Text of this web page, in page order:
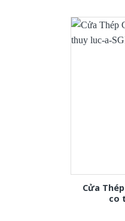
Cửa
co